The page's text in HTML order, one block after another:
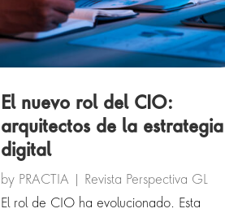
El nuevo rol del CIO:
arquitectos de la estrategia
digital
by PRACTIA
Revista Perspectiva GL
El rol de CIO ha evolucionado. Esta